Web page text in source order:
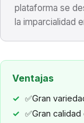
plataforma se
la imparcialidad
Ventajas
✅Gran
✅Gran